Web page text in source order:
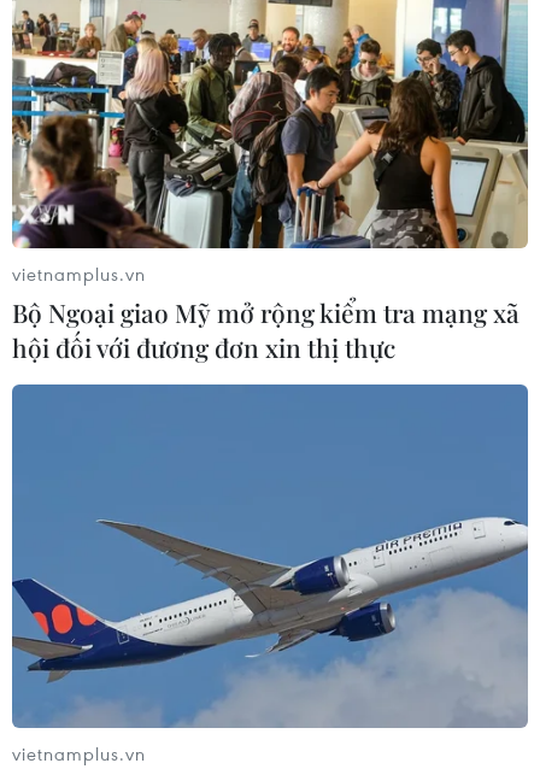
US Open 2024: Djokovic thắng chóng
vánh, thêm nhiều hạt giống bị loại
29/08/2024 04:21
Hàng loạt tay vợt hạt giống bị loại
ngay từ vòng 1 US Open 2024
28/08/2024 04:18
CƠ QUAN CHỦ QUẢN: THÔNG TẤN XÃ VIỆT NAM
Tổng Biên tập: TRẦN TIẾN DUẨN
Phó Tổng Biên tập: NGUYỄN THỊ TÁM, KHÚC THANH
vietnamplus.vn
Bộ Ngoại giao Mỹ mở rộng kiểm tra mạng xã
hội đối với đương đơn xin thị thực
vietnamplus.vn